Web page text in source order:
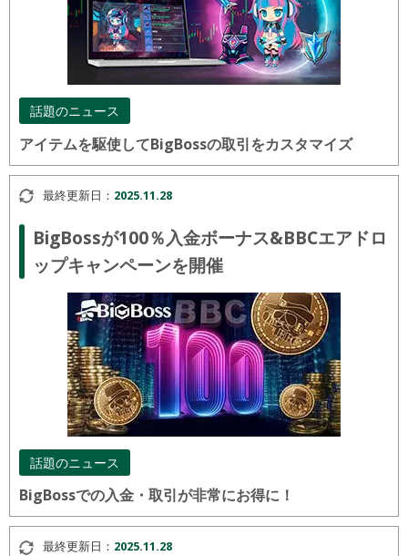
話題のニュース
アイテムを駆使してBigBossの取引をカスタマイズ
最終更新日： 2025.11.28
BigBossが100％入金ボーナス&BBCエアドロ
ップキャンペーンを開催
話題のニュース
BigBossでの入金・取引が非常にお得に！
最終更新日： 2025.11.28